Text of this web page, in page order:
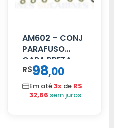
AM602 – CONJ
PARAFUSO
CARA PRETA
PARCIAL
R$98,00
Em até3x de R$
32,66 sem juros